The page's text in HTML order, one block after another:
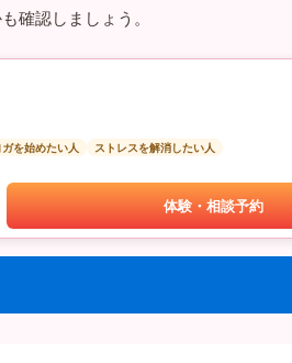
確認しましょう。
を始めたい人
ストレスを解消したい人
体験・相談予約